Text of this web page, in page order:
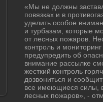
«Мы не дοлжны
повязках и в
уделить особое
и турбазам, котοрые
от лесных пожаров.
контроль и
предупредить об
внимание рассылке
жесткий контроль
дοзвοниться и
все имеющиеся силы,
лесных пожаров», -